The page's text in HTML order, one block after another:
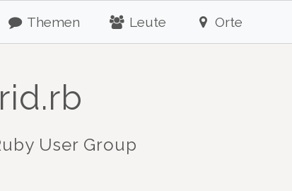
Themen Leute Orte
User Group